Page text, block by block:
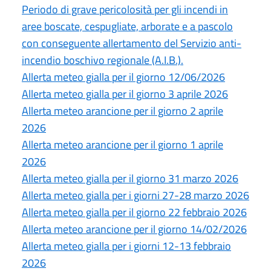
Periodo di grave pericolosità per gli incendi in
aree boscate, cespugliate, arborate e a pascolo
con conseguente allertamento del Servizio anti-
incendio boschivo regionale (A.I.B.).
Allerta meteo gialla per il giorno 12/06/2026
Allerta meteo gialla per il giorno 3 aprile 2026
Allerta meteo arancione per il giorno 2 aprile
2026
Allerta meteo arancione per il giorno 1 aprile
2026
Allerta meteo gialla per il giorno 31 marzo 2026
Allerta meteo gialla per i giorni 27-28 marzo 2026
Allerta meteo gialla per il giorno 22 febbraio 2026
Allerta meteo arancione per il giorno 14/02/2026
Allerta meteo gialla per i giorni 12-13 febbraio
2026